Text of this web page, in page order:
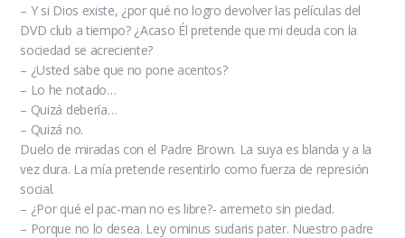
– Y si Dios existe, ¿por qué no logro devolver las películas del
DVD club a tiempo? ¿Acaso Él pretende que mi deuda con la
sociedad se acreciente?
– ¿Usted sabe que no pone acentos?
– Lo he notado…
– Quizá debería…
– Quizá no.
Duelo de miradas con el Padre Brown. La suya es blanda y a la
vez dura. La mía pretende resentirlo como fuerza de represión
social.
– ¿Por qué el pac-man no es libre?- arremeto sin piedad.
– Porque no lo desea. Ley ominus sudaris pater. Nuestro padre